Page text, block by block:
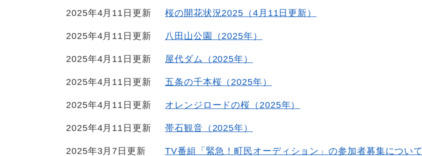
2025年4月11日更新 桜の開花状況2025（4月11日更新）
2025年4月11日更新 八田山公園（2025年）
2025年4月11日更新 屋代ダム（2025年）
2025年4月11日更新 五条の千本桜（2025年）
2025年4月11日更新 オレンジロードの桜（2025年）
2025年4月11日更新 帯石観音（2025年）
2025年3月7日更新 TV番組「緊急！町民オーディション」の参加者募集について